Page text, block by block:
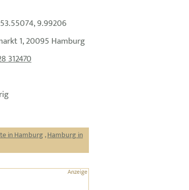
9.99206
1, 20095 Hamburg
312470
in Hamburg ,Hamburg in